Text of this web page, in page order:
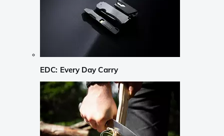
EDC: Every Day Carry